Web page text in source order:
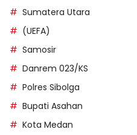
Sumatera Utara
(UEFA)
Samosir
Danrem 023/KS
Polres Sibolga
Bupati Asahan
Kota Medan